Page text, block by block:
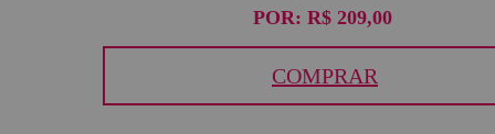
POR: R$ 209,00
COMPRAR